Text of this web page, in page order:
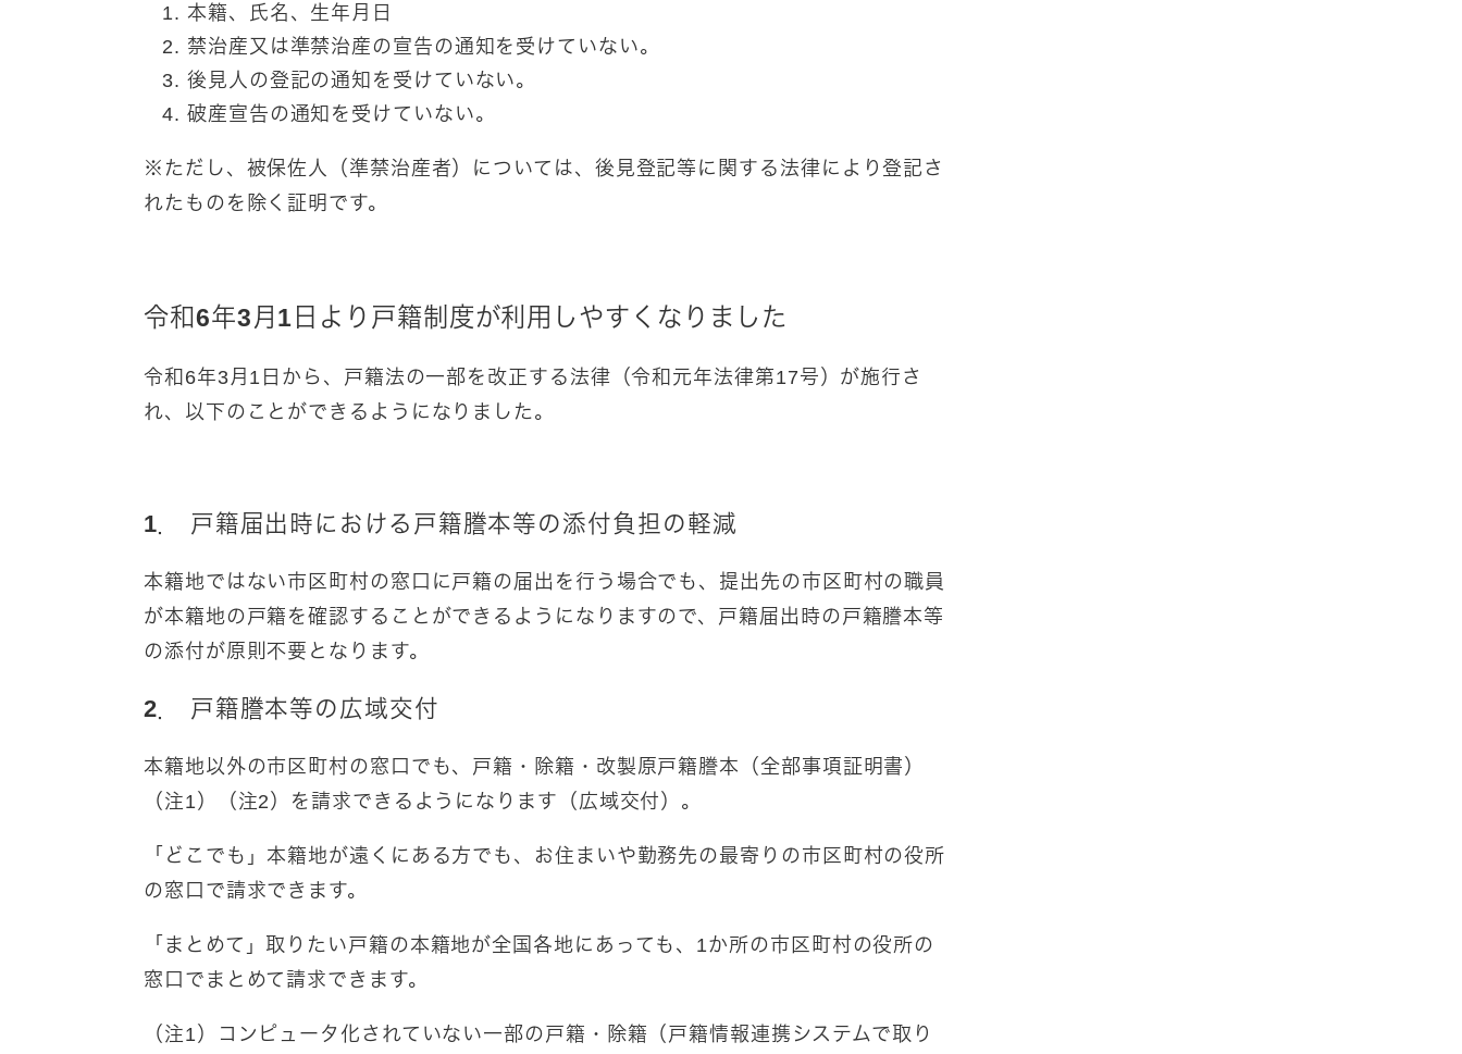
本籍、氏名、生年月日
禁治産又は準禁治産の宣告の通知を受けていない。
後見人の登記の通知を受けていない。
破産宣告の通知を受けていない。
※ただし、被保佐人（準禁治産者）については、後見登記等に関する法律により登記さ
れたものを除く証明です。
令和6年3月1日より戸籍制度が利用しやすくなりました
令和6年3月1日から、戸籍法の一部を改正する法律（令和元年法律第17号）が施行さ
れ、以下のことができるようになりました。
1． 戸籍届出時における戸籍謄本等の添付負担の軽減
本籍地ではない市区町村の窓口に戸籍の届出を行う場合でも、提出先の市区町村の職員
が本籍地の戸籍を確認することができるようになりますので、戸籍届出時の戸籍謄本等
の添付が原則不要となります。
2． 戸籍謄本等の広域交付
本籍地以外の市区町村の窓口でも、戸籍・除籍・改製原戸籍謄本（全部事項証明書）
（注1）（注2）を請求できるようになります（広域交付）。
「どこでも」本籍地が遠くにある方でも、お住まいや勤務先の最寄りの市区町村の役所
の窓口で請求できます。
「まとめて」取りたい戸籍の本籍地が全国各地にあっても、1か所の市区町村の役所の
窓口でまとめて請求できます。
（注1）コンピュータ化されていない一部の戸籍・除籍（戸籍情報連携システムで取り